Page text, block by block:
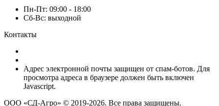
Пн-Пт: 09:00 - 18:00
8 (920) 417-17-34
Адрес электронной почты защищен от спам-ботов. Для
просмотра адреса в браузере должен быть включен